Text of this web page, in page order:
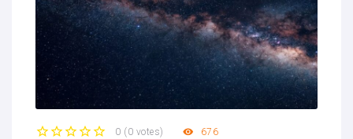
0 ( 0 votes) 676